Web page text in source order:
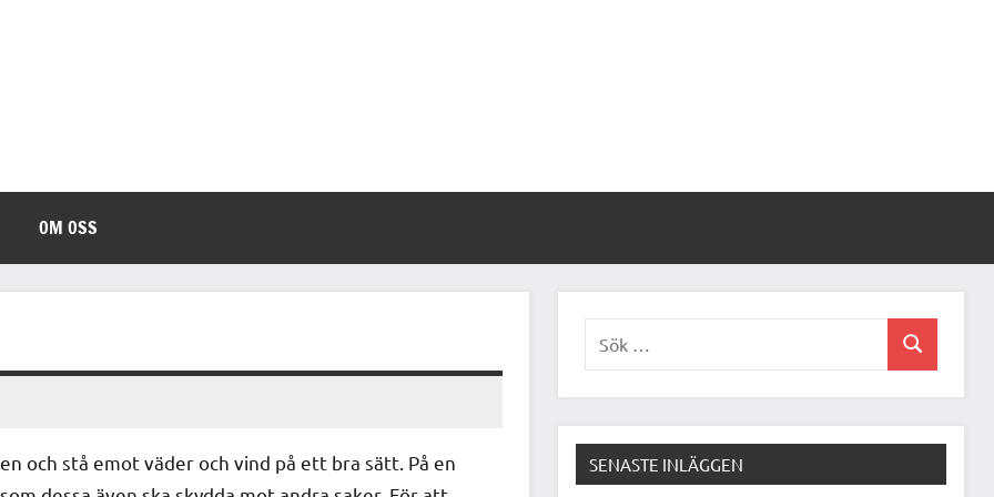
Blogg
OM OSS
och stå emot väder och vind på ett bra sätt. På en
Sök
SENASTE INLÄGGEN